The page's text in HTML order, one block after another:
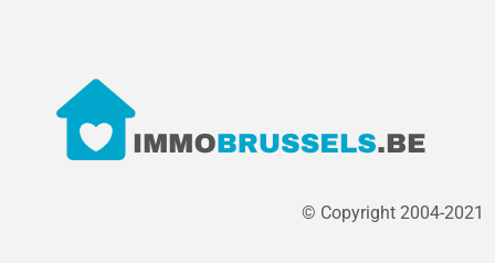
© Copyright 2004-2021